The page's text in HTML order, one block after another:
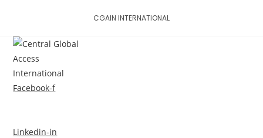
content
CGAIN INTERNATIONAL
Facebook-f
Linkedin-in